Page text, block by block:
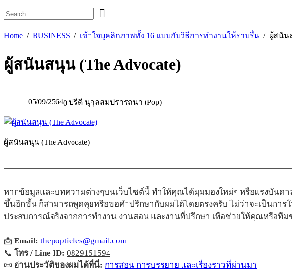
Home BUSINESS เข้าใจบุคลิกภาพทั้ง 16 แบบกับวิธีการทำงานให้ราบรื่น ผู้สนัน
ผู้สนันสนุน (The Advocate)
05/09/25640|ปรีดี นุกุลสมปรารถนา (Pop)
ผู้สนันสนุน (The Advocate)
หากข้อมูลและบทความต่างๆบนเว็บไซต์นี้ ทำให้คุณได้มุมมองใหม่ๆ หรือแรงบันด
ขึ้นอีกขั้น ก็สามารถพูดคุยหรือขอคำปรึกษากับผมได้โดยตรงครับ ไม่ว่าจะเป็นกา
ประสบการณ์จริงจากการทำงาน งานสอน และงานที่ปรึกษา เพื่อช่วยให้คุณหรือที
📩 Email: thepopticles@gmail.com
📞 โทร / Line ID: 0829151594
📜 อ่านประวัติของผมได้ที่นี่: การสอน การบรรยาย และเรื่องราวที่ผ่านมา